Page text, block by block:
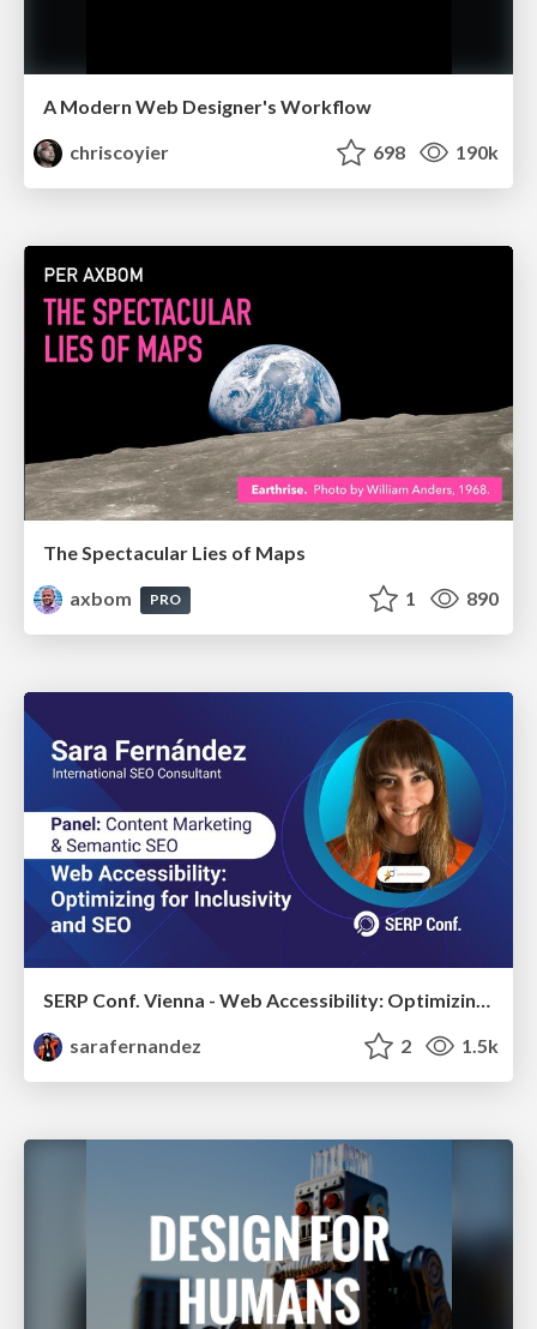
A Modern Web Designer's Workflow
chriscoyier
698 190k
The Spectacular Lies of Maps
axbom
PRO 1 890
SERP Conf. Vienna - Web Accessibility: Optimizing for Inclusivity and SEO
sarafernandez
2 1.5k